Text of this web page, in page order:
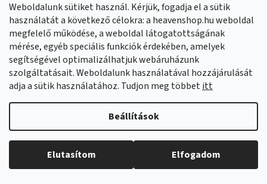
Weboldalunk sütiket használ. Kérjük, fogadja el a sütik
használatát a következő célokra: a heavenshop.hu weboldal
megfelelő működése, a weboldal látogatottságának
mérése, egyéb speciális funkciók érdekében, amelyek
segítségével optimalizálhatjuk webáruházunk
szolgáltatásait. Weboldalunk használatával hozzájárulását
adja a sütik használatához. Tudjon meg többetitt
Beállítások
Elutasítom Elfogadom
16 130 Ft
KOSÁRBA
15 790 Ft
KOSÁRBA